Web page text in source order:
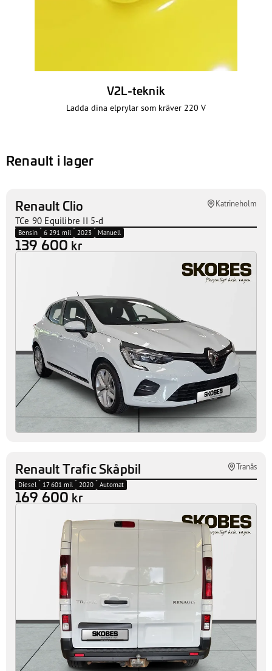
V2L-teknik
Ladda dina elprylar som kräver 220 V
Renault i lager
Renault Clio
TCe 90 Equilibre II 5-d
Katrineholm
Bensin 6 291 mil 2023 Manuell
139 600 kr
Renault Trafic Skåpbil Tranås
Diesel 17 601 mil 2020 Automat
169 600 kr